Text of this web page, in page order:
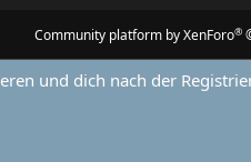
Community platform by XenForo®
und dich nach der